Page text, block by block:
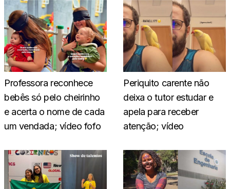
Professora reconhece
bebês só pelo cheirinho
e acerta o nome de cada
um vendada; vídeo fofo
Periquito carente não
deixa o tutor estudar e
apela para receber
atenção; vídeo